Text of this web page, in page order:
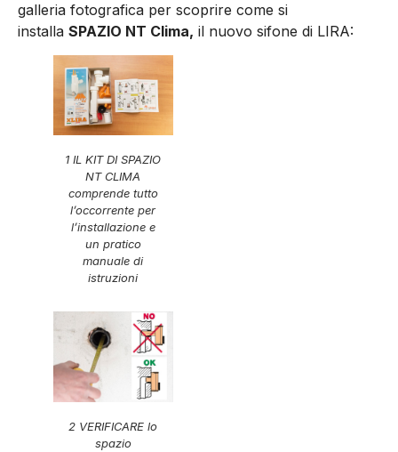
galleria fotografica per scoprire come si
installa SPAZIO NT Clima, il nuovo sifone di LIRA:
1 IL KIT DI SPAZIO
NT CLIMA
comprende tutto
l’occorrente per
l’installazione e
un pratico
manuale di
istruzioni
2 VERIFICARE lo
spazio